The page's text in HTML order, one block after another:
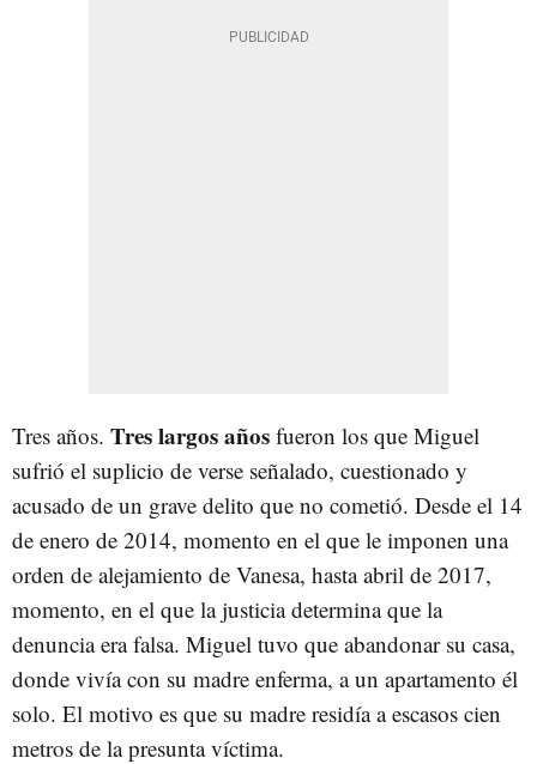
Tres años. Tres largos años fueron los que Miguel
sufrió el suplicio de verse señalado, cuestionado y
acusado de un grave delito que no cometió. Desde el 14
de enero de 2014, momento en el que le imponen una
orden de alejamiento de Vanesa, hasta abril de 2017,
momento, en el que la justicia determina que la
denuncia era falsa. Miguel tuvo que abandonar su casa,
donde vivía con su madre enferma, a un apartamento él
solo. El motivo es que su madre residía a escasos cien
metros de la presunta víctima.